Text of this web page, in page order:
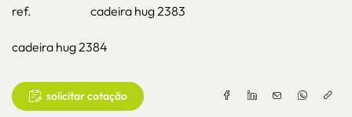
ref. cadeira hug 2383
cadeira hug 2384
solicitar cotação